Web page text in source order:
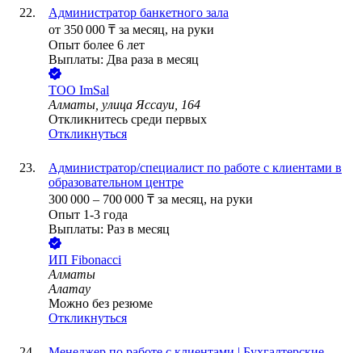
Администратор банкетного зала
от 350 000 ₸ за месяц, на руки
Опыт более 6 лет
Выплаты: Два раза в месяц
ТОО ImSal
Алматы, улица Яссауи, 164
Откликнитесь среди первых
Откликнуться
Администратор/специалист по работе с клиентами в
образовательном центре
300 000 – 700 000 ₸ за месяц, на руки
Опыт 1-3 года
Выплаты: Раз в месяц
ИП Fibonacci
Алматы
Алатау
Можно без резюме
Откликнуться